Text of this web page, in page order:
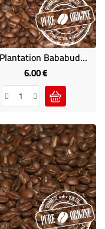
Inde Plantation Bababudangiri 1Kg - Café D' Asie
6.00 €Price